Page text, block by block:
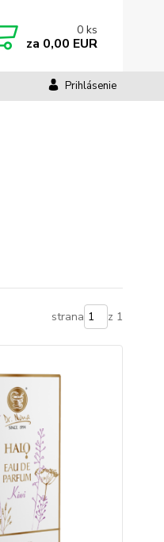
Prihlásenie
0 ks
za 0,00 EUR
strana z 1